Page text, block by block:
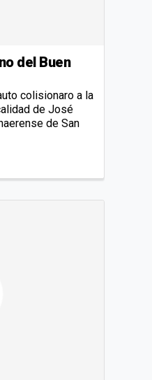
del Buen
colisionaro a la
de José
de San